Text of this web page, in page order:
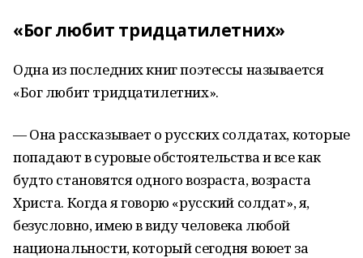
«Бог любит тридцатилетних»
Одна из последних книг поэтессы называется
«Бог любит тридцатилетних».
— Она рассказывает о русских солдатах, которые
попадают в суровые обстоятельства и все как
будто становятся одного возраста, возраста
Христа. Когда я говорю «русский солдат», я,
безусловно, имею в виду человека любой
национальности, который сегодня воюет за